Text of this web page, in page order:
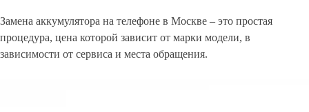
Замена аккумулятора на телефоне в Москве – это простая
процедура, цена которой зависит от марки модели, в
зависимости от сервиса и места обращения.